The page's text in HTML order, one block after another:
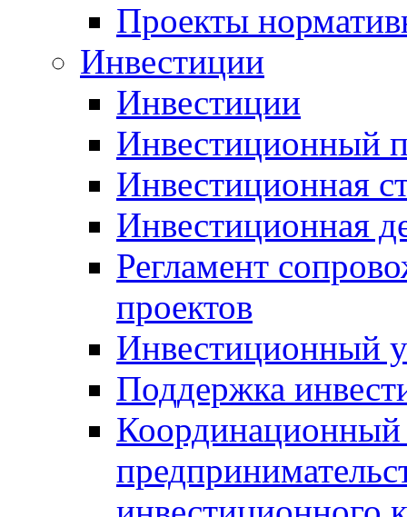
Проекты
Инвестиции
Инвестиции
Инвестиционный
Инвестиционная
Инвестиционная
Регламент
проектов
Инвестиционный
Поддержка
Координационный